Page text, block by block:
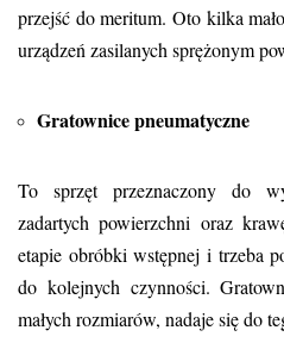
przejść do meritum. Oto kilka
urządzeń zasilanych sprężonym
Gratownice pneumatyczne
To sprzęt przeznaczony do
zadartych powierzchni oraz
etapie obróbki wstępnej i trzeba
do kolejnych czynności.
małych rozmiarów, nadaje się do